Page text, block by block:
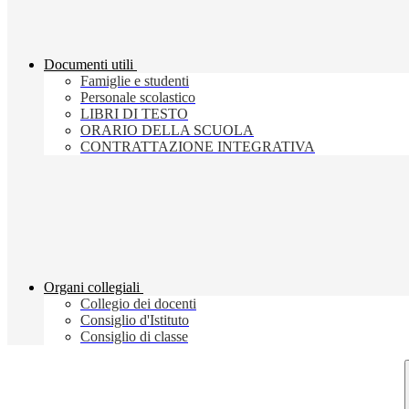
Documenti utili
Famiglie e studenti
Personale scolastico
LIBRI DI TESTO
ORARIO DELLA SCUOLA
CONTRATTAZIONE INTEGRATIVA
Organi collegiali
Collegio dei docenti
Consiglio d'Istituto
Consiglio di classe